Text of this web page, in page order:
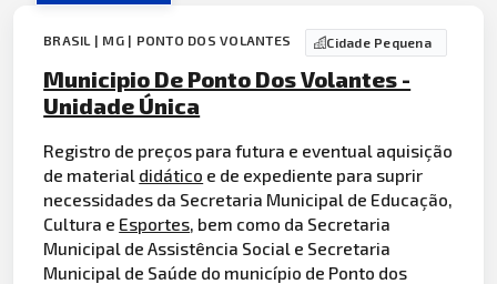
BRASIL | MG | PONTO DOS VOLANTES Cidade Pequena
Municipio De Ponto Dos Volantes -
Unidade Única
Registro de preços para futura e eventual aquisição
de material didático e de expediente para suprir
necessidades da Secretaria Municipal de Educação,
Cultura e Esportes, bem como da Secretaria
Municipal de Assistência Social e Secretaria
Municipal de Saúde do município de Ponto dos